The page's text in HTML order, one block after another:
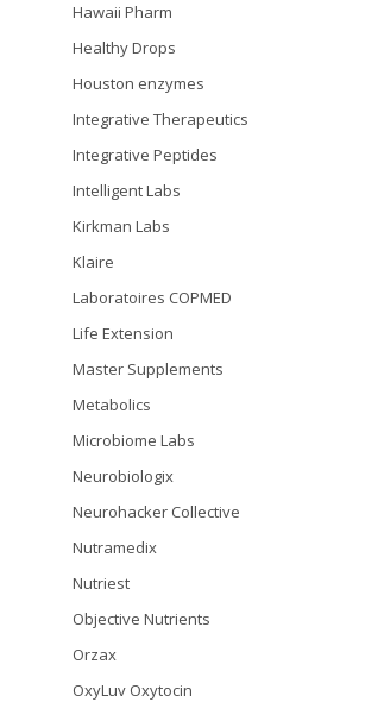
Hawaii Pharm
Healthy Drops
Houston enzymes
Integrative Therapeutics
Integrative Peptides
Intelligent Labs
Kirkman Labs
Klaire
Laboratoires COPMED
Life Extension
Master Supplements
Metabolics
Microbiome Labs
Neurobiologix
Neurohacker Collective
Nutramedix
Nutriest
Objective Nutrients
Orzax
OxyLuv Oxytocin